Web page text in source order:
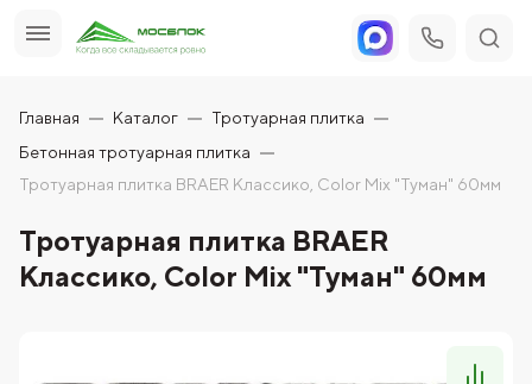
Главная Каталог
Тротуарная плитка
Бетонная тротуарная плитка
Тротуарная плитка BRAER Классико, Color Mix "Туман" 60мм
Тротуарная плитка BRAER
Классико, Color Mix "Туман" 60мм